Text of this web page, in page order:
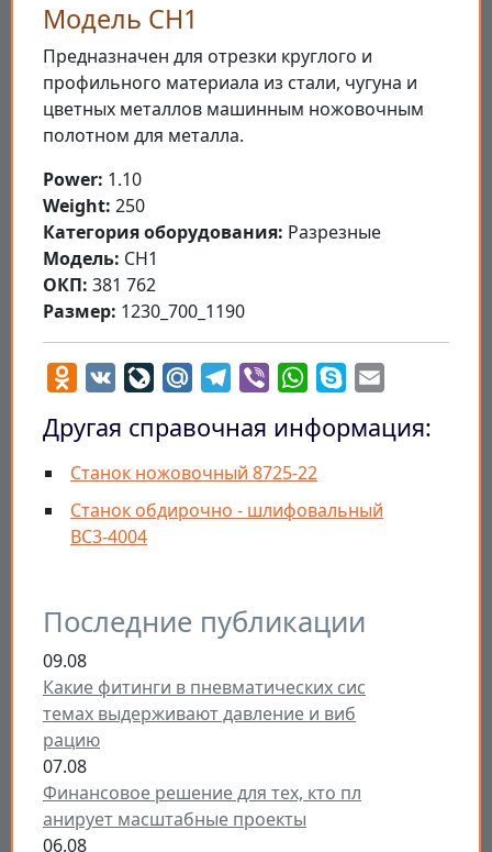
Последние публикации
09.08
Какие фитинги в пневматических сис
темах выдерживают давление и виб
рацию
07.08
Финансовое решение для тех, кто пл
анирует масштабные проекты
06.08
Модель СН1
Предназначен для отрезки круглого и
профильного материала из стали, чугуна и
цветных металлов машинным ножовочным
полотном для металла.
Power: 1.10
Weight: 250
Категория оборудования: Разрезные
Модель: СН1
ОКП: 381 762
Размер: 1230_700_1190
Odnoklassniki
VK LiveJournal
Mail.RuTelegram
Viber WhatsApp
Skype
Другая справочная информация:
Станок ножовочный 8725-22
Станок обдирочно - шлифовальный
ВС3-4004